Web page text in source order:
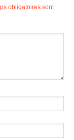
obligatoires sont